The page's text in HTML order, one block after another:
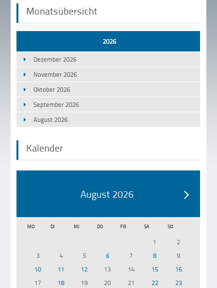
Monatsübersicht
2026
Dezember 2026
November 2026
Oktober 2026
September 2026
August 2026
Kalender
August 2026
MO DI MI DO FR SA SO
1
2
3
4 5 6 7 8
9
10
11 12 13 14 15
16
17
18 19 20 21 22
23